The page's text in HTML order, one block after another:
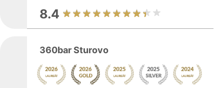
8.4
360bar Sturovo